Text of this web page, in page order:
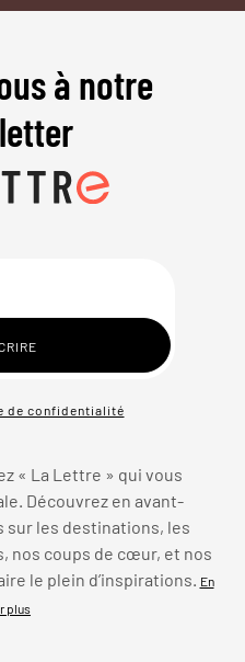
à notre
de confidentialité
« La Lettre » qui vous
Découvrez en avant-
sur les destinations, les
nos coups de cœur, et nos
le plein d’inspirations. En
plus